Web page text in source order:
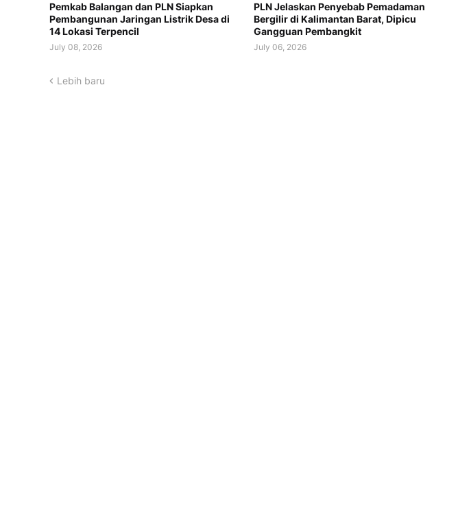
Pemkab Balangan dan PLN Siapkan
Pembangunan Jaringan Listrik Desa di
14 Lokasi Terpencil
July 08, 2026
PLN Jelaskan Penyebab Pemadaman
Bergilir di Kalimantan Barat, Dipicu
Gangguan Pembangkit
July 06, 2026
Lebih baru